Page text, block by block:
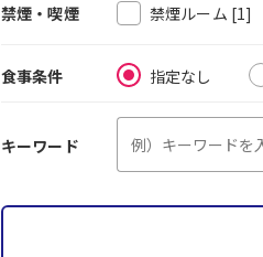
禁煙・喫煙 禁煙ルーム [1]
食事条件 指定なし
キーワード